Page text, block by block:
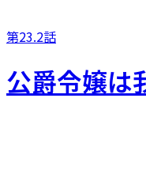
第23.2話
公爵令嬢は